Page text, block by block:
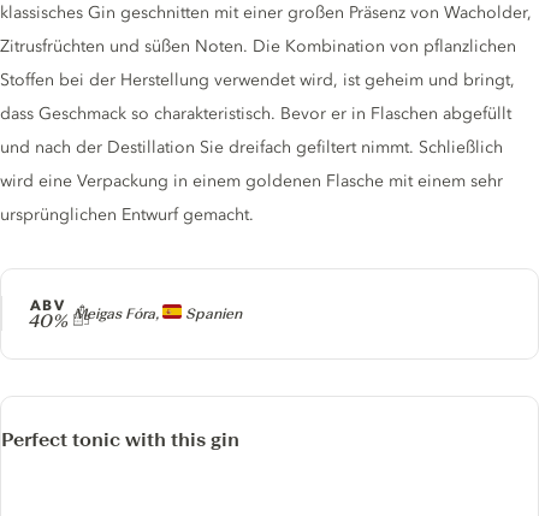
Producer
Meigas Fóra, Spanien
ABV
40%
klassisches Gin geschnitten mit einer großen Präsenz von Wacholder,
Zitrusfrüchten und süßen Noten. Die Kombination von pflanzlichen
Stoffen bei der Herstellung verwendet wird, ist geheim und bringt,
dass Geschmack so charakteristisch. Bevor er in Flaschen abgefüllt
und nach der Destillation Sie dreifach gefiltert nimmt. Schließlich
wird eine Verpackung in einem goldenen Flasche mit einem sehr
ursprünglichen Entwurf gemacht.
Perfect tonic with this gin